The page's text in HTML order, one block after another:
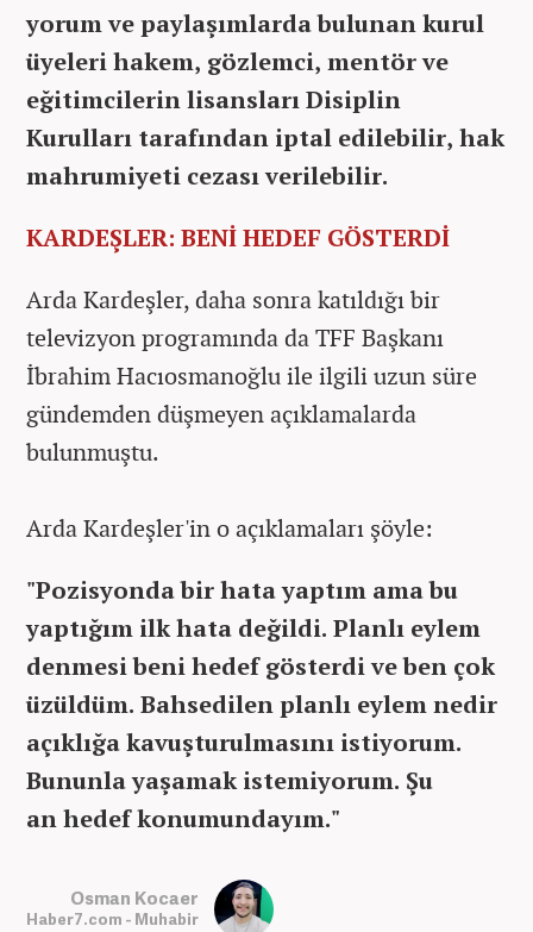
yorum ve paylaşımlarda bulunan kurul
üyeleri hakem, gözlemci, mentör ve
eğitimcilerin lisansları Disiplin
Kurulları tarafından iptal edilebilir, hak
mahrumiyeti cezası verilebilir.
KARDEŞLER: BENİ HEDEF GÖSTERDİ
Arda Kardeşler, daha sonra katıldığı bir
televizyon programında da TFF Başkanı
İbrahim Hacıosmanoğlu ile ilgili uzun süre
gündemden düşmeyen açıklamalarda
bulunmuştu.
Arda Kardeşler'in o açıklamaları şöyle:
"Pozisyonda bir hata yaptım ama bu
yaptığım ilk hata değildi. Planlı eylem
denmesi beni hedef gösterdi ve ben çok
üzüldüm. Bahsedilen planlı eylem nedir
açıklığa kavuşturulmasını istiyorum.
Bununla yaşamak istemiyorum. Şu
an hedef konumundayım."
Osman Kocaer
Haber7.com - Muhabir